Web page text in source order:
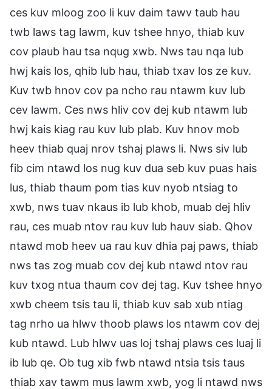
ces kuv mloog zoo li kuv daim tawv taub hau
twb laws tag lawm, kuv tshee hnyo, thiab kuv
cov plaub hau tsa nqug xwb. Nws tau nqa lub
hwj kais los, qhib lub hau, thiab txav los ze kuv.
Kuv twb hnov cov pa ncho rau ntawm kuv lub
cev lawm. Ces nws hliv cov dej kub ntawm lub
hwj kais kiag rau kuv lub plab. Kuv hnov mob
heev thiab quaj nrov tshaj plaws li. Nws siv lub
fib cim ntawd los nug kuv dua seb kuv puas hais
lus, thiab thaum pom tias kuv nyob ntsiag to
xwb, nws tuav nkaus ib lub khob, muab dej hliv
rau, ces muab ntov rau kuv lub hauv siab. Qhov
ntawd mob heev ua rau kuv dhia paj paws, thiab
nws tas zog muab cov dej kub ntawd ntov rau
kuv txog ntua thaum cov dej tag. Kuv tshee hnyo
xwb cheem tsis tau li, thiab kuv sab xub ntiag
tag nrho ua hlwv thoob plaws los ntawm cov dej
kub ntawd. Lub hlwv uas loj tshaj plaws ces luaj li
ib lub qe. Ob tug xib fwb ntawd ntsia tsis taus
thiab xav tawm mus lawm xwb, yog li ntawd nws